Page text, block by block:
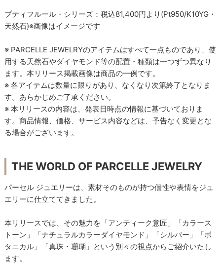
プティフルール・シリーズ：税込81,400円より(Pt950/K10YG・
天然石)※画像はイメージです
※ PARCELLE JEWELRYのアイテムはすべて一点ものであり、使
用する天然石やダイヤモンド等の配置・種類は一つずつ異なり
ます。本リリース掲載画像は商品の一例です。
※ 各アイテムは数量に限りがあり、なくなり次第終了となりま
す。あらかじめご了承ください。
※ 本リリースの内容は、発表日時点の情報に基づいておりま
す。商品情報、価格、サービス内容などは、予告なく変更とな
る場合がございます。
THE WORLD OF PARCELLE JEWELRY
パーセル ジュエリーは、素材そのものが持つ個性や表情をジュ
エリーに仕立ててきました。
本リリースでは、その魅力を「アンティーク意匠」「カラース
トーン」「ナチュラルカラーダイヤモンド」「シルバー」「ボ
タニカル」「真珠・珊瑚」という別々の視点からご紹介いたし
ます。